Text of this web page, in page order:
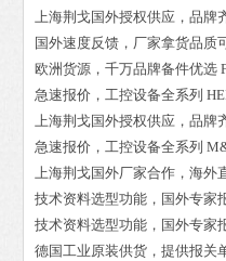
上海荆戈国外授权供应，品牌
国外速度反馈，厂家拿货品质
欧洲货源，千万品牌备件优选
急速报价，工控设备全系列
上海荆戈国外授权供应，品牌
急速报价，工控设备全系列
上海荆戈国外厂家合作，海外
技术资料选型功能，国外专家
技术资料选型功能，国外专家
德国工业原装供货，提供报关